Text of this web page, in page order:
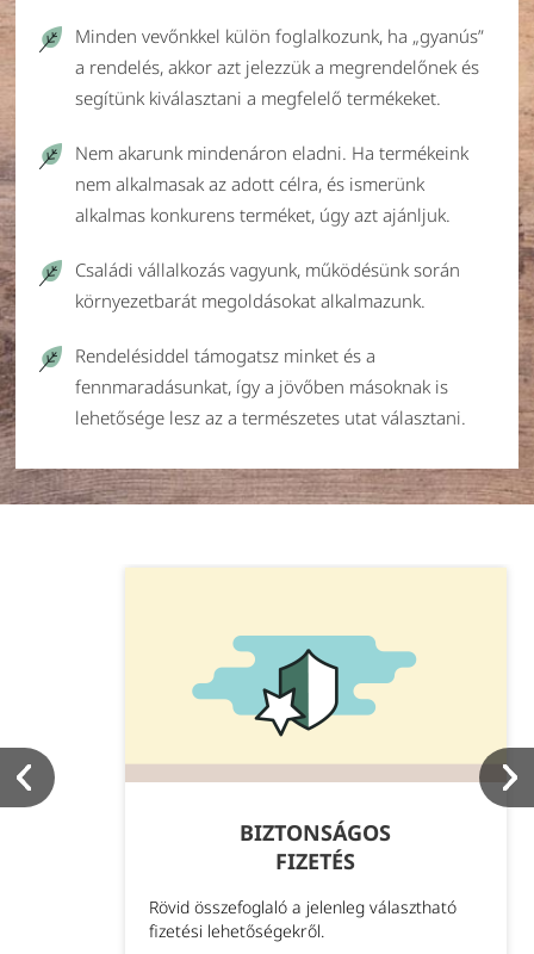
Minden vevőnkkel külön foglalkozunk, ha „gyanús”
a rendelés, akkor azt jelezzük a megrendelőnek és
segítünk kiválasztani a megfelelő termékeket.
Nem akarunk mindenáron eladni. Ha termékeink
nem alkalmasak az adott célra, és ismerünk
alkalmas konkurens terméket, úgy azt ajánljuk.
Családi vállalkozás vagyunk, működésünk során
környezetbarát megoldásokat alkalmazunk.
Rendelésiddel támogatsz minket és a
fennmaradásunkat, így a jövőben másoknak is
lehetősége lesz az a természetes utat választani.
BIZTONSÁGOS
FIZETÉS
Rövid összefoglaló a jelenleg választható
fizetési lehetőségekről.